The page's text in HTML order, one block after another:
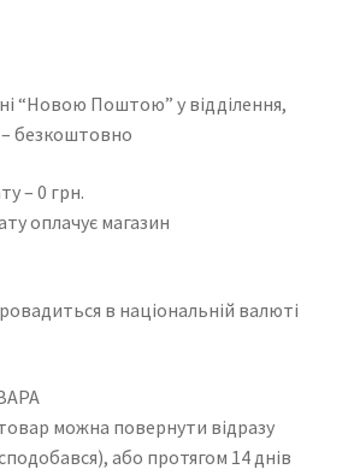
“Новою Поштою” у відділення,
безкоштовно
– 0 грн.
оплачує магазин
в національній валюті
можна повернути відразу
або протягом 14 днів